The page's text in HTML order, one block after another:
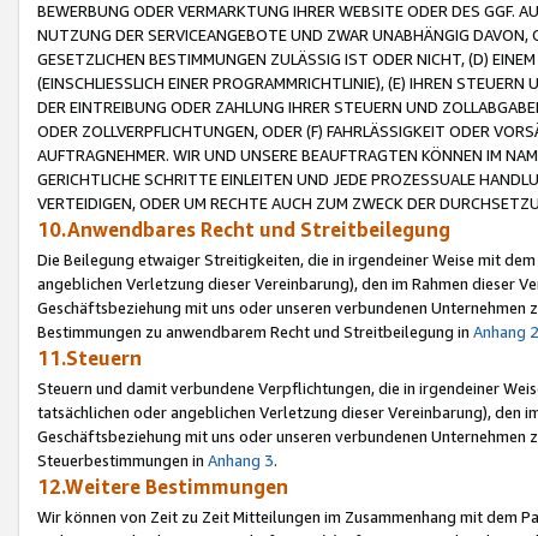
BEWERBUNG ODER VERMARKTUNG IHRER WEBSITE ODER DES GGF.
NUTZUNG DER SERVICEANGEBOTE UND ZWAR UNABHÄNGIG
GESETZLICHEN BESTIMMUNGEN ZULÄSSIG IST ODER NICHT, (D)
(EINSCHLIESSLICH EINER PROGRAMMRICHTLINIE), (E) IHREN
DER EINTREIBUNG ODER ZAHLUNG IHRER STEUERN UND
ODER ZOLLVERPFLICHTUNGEN, ODER (F) FAHRLÄSSIGKEIT ODER
AUFTRAGNEHMER. WIR UND UNSERE BEAUFTRAGTEN KÖNNEN IM
GERICHTLICHE SCHRITTE EINLEITEN UND JEDE PROZESSUALE
VERTEIDIGEN, ODER UM RECHTE AUCH ZUM ZWECK DER
10.Anwendbares Recht und Streitbeilegung
Die Beilegung etwaiger Streitigkeiten, die in irgendeiner Weise mit
angeblichen Verletzung dieser Vereinbarung), den im Rahmen dieser
Geschäftsbeziehung mit uns oder unseren verbundenen
Bestimmungen zu anwendbarem Recht und Streitbeilegung in Anhang 2
11.Steuern
Steuern und damit verbundene Verpflichtungen, die in irgendeiner
tatsächlichen oder angeblichen Verletzung dieser Vereinbarung), den
Geschäftsbeziehung mit uns oder unseren verbundenen
Steuerbestimmungen in Anhang 3.
12.Weitere Bestimmungen
Wir können von Zeit zu Zeit Mitteilungen im Zusammenhang mit dem